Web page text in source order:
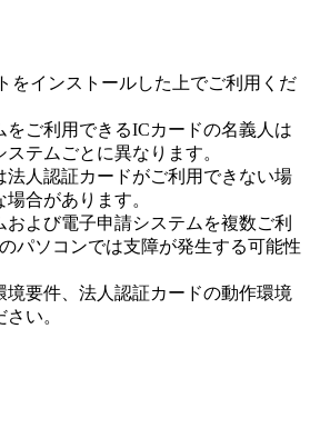
をインストールした上でご利用くだ
をご利用できるICカードの名義人は
テムごとに異なります。
法人認証カードがご利用できない場
合があります。
および電子申請システムを複数ご利
パソコンでは支障が発生する可能性
境要件、法人認証カードの動作環境
い。